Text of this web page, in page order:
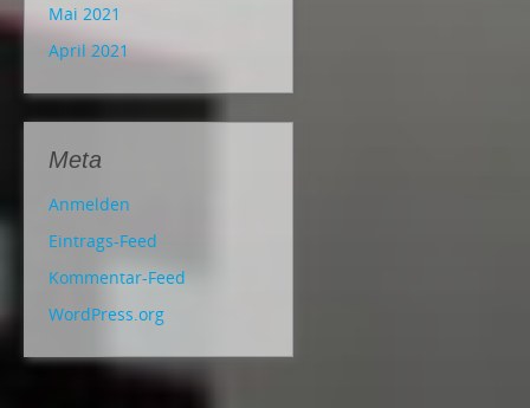
Mai 2021
April 2021
Meta
Anmelden
Eintrags-Feed
Kommentar-Feed
WordPress.org